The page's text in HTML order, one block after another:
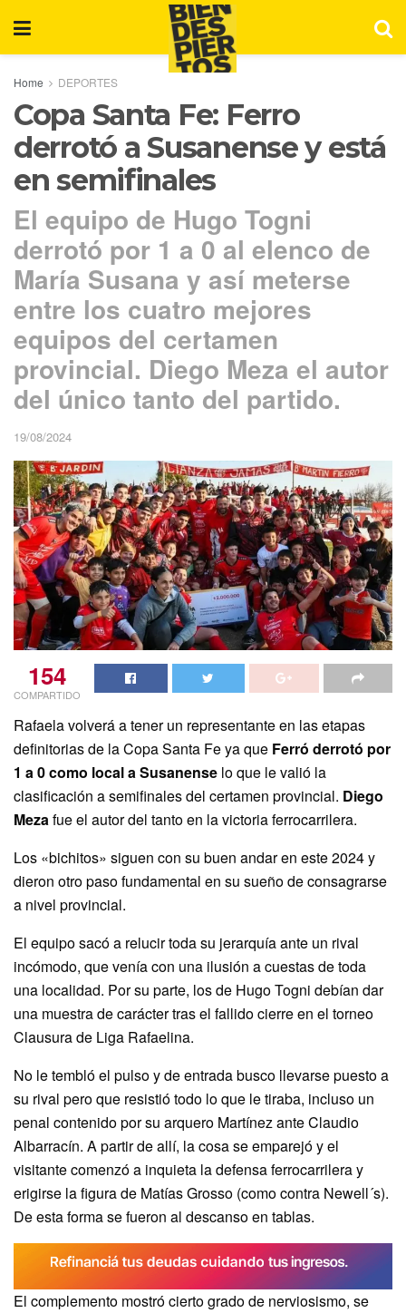
Home DEPORTES
Copa Santa Fe: Ferro
derrotó a Susanense y está
en semifinales
El equipo de Hugo Togni
derrotó por 1 a 0 al elenco de
María Susana y así meterse
entre los cuatro mejores
equipos del certamen
provincial. Diego Meza el autor
del único tanto del partido.
19/08/2024
154
COMPARTIDO
Rafaela volverá a tener un representante en las etapas
definitorias de la Copa Santa Fe ya que Ferró derrotó por
1 a 0 como local a Susanense lo que le valió la
clasificación a semifinales del certamen provincial. Diego
Mezafue el autor del tanto en la victoria ferrocarrilera.
Los «bichitos» siguen con su buen andar en este 2024 y
dieron otro paso fundamental en su sueño de consagrarse
a nivel provincial.
El equipo sacó a relucir toda su jerarquía ante un rival
incómodo, que venía con una ilusión a cuestas de toda
una localidad. Por su parte, los de Hugo Togni debían dar
una muestra de carácter tras el fallido cierre en el torneo
Clausura de Liga Rafaelina.
No le tembló el pulso y de entrada busco llevarse puesto a
su rival pero que resistió todo lo que le tiraba, incluso un
penal contenido por su arquero Martínez ante Claudio
Albarracín. A partir de allí, la cosa se emparejó y el
visitante comenzó a inquieta la defensa ferrocarrilera y
erigirse la figura de Matías Grosso (como contra Newell´s).
De esta forma se fueron al descanso en tablas.
El complemento mostró cierto grado de nerviosismo, se